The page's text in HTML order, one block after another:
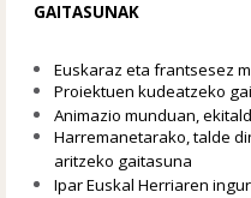
GAITASUNAK
Euskaraz eta frantsesez
Proiektuen kudeatzeko
Animazio munduan,
Harremanetarako, talde
aritzeko gaitasuna
Ipar Euskal Herriaren